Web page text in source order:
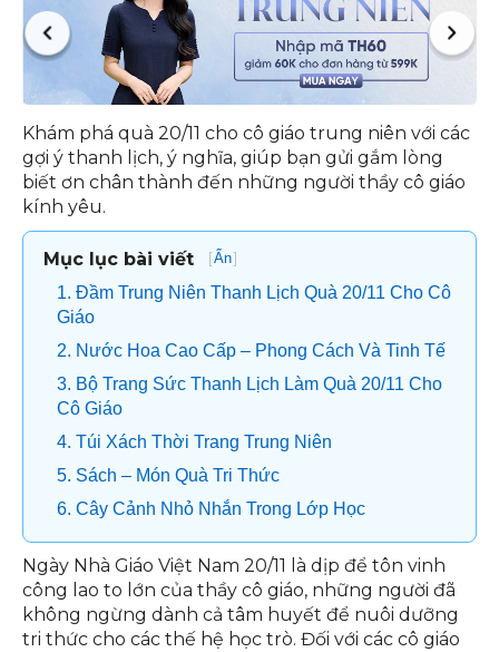
Khám phá quà 20/11 cho cô giáo trung niên với các
gợi ý thanh lịch, ý nghĩa, giúp bạn gửi gắm lòng
biết ơn chân thành đến những người thầy cô giáo
kính yêu.
Mục lục bài viết [Ẩn]
1. Đầm Trung Niên Thanh Lịch Quà 20/11 Cho Cô
Giáo
2. Nước Hoa Cao Cấp – Phong Cách Và Tinh Tế
3. Bộ Trang Sức Thanh Lịch Làm Quà 20/11 Cho
Cô Giáo
4. Túi Xách Thời Trang Trung Niên
5. Sách – Món Quà Tri Thức
6. Cây Cảnh Nhỏ Nhắn Trong Lớp Học
Ngày Nhà Giáo Việt Nam 20/11 là dịp để tôn vinh
công lao to lớn của thầy cô giáo, những người đã
không ngừng dành cả tâm huyết để nuôi dưỡng
tri thức cho các thế hệ học trò. Đối với các cô giáo